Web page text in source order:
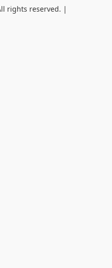
rights reserved. |